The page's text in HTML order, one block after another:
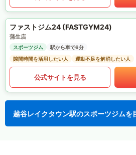
ファストジム24 (FASTGYM24)
蒲生店
スポーツジム
駅から車で6分
隙間時間を活用したい人
運動不足を解消したい人
公式サイトを見る
越谷レイクタウン駅のスポーツジムを